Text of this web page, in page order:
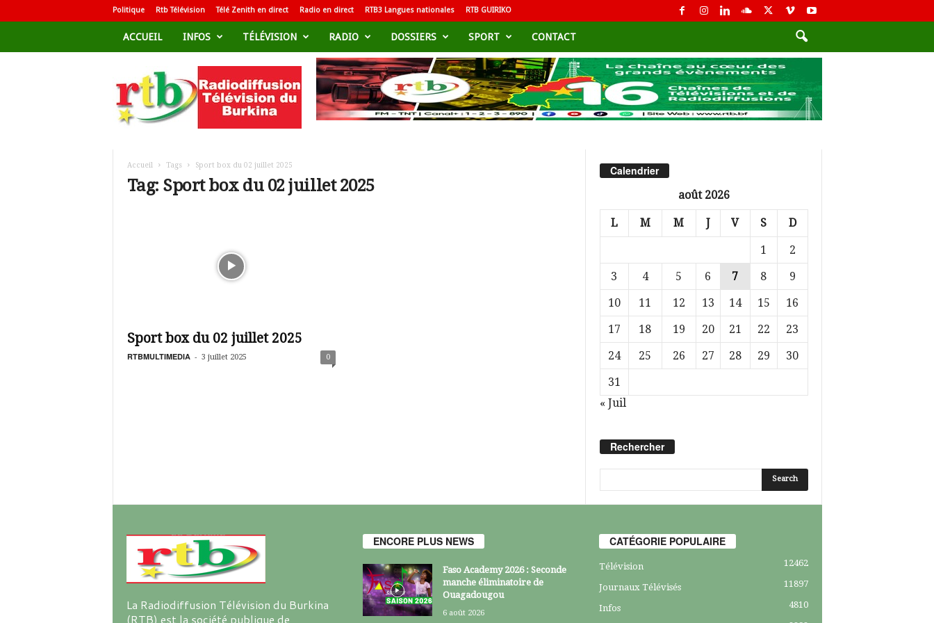
Politique Rtb Télévision Télé Zenith en direct Radio en direct RTB3 Langues nationales RTB GUIRIKO
ACCUEIL INFOS TÉLÉVISION RADIO DOSSIERS SPORT CONTACT
d
i
i
Accueil Tags Sport box du 02 juillet 2025
Tag: Sport box du 02 juillet 2025
Sport box du 02 juillet 2025
RTBMULTIMEDIA - 3 juillet 2025 0
Calendrier
août 2026
L M M J V S D
1
2
3
4 5 6 7 8
9
10
11 12 13 14 15
16
17
18 19 20 21 22
23
24
25 26 27 28 29
30
31
« Juil
Rechercher
La Radiodiffusion Télévision du Burkina
(RTB) est la société publique de
ENCORE PLUS NEWS
Faso Academy 2026 : Seconde
manche éliminatoire de
Ouagadougou
6 août 2026
CATÉGORIE POPULAIRE
Télévision 12462
Journaux Télévisés 11897
Infos
4810